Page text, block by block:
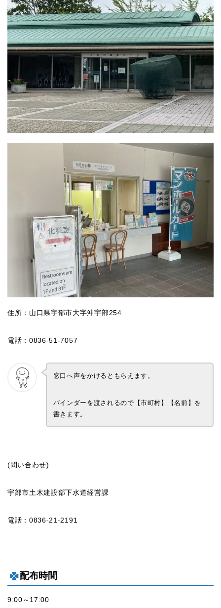
住所：山口県宇部市大字沖宇部254
電話：0836-51-7057
窓口へ声をかけるともらえます。
バインダーを渡されるので【市町村】【名前】を
書きます。
(問い合わせ)
宇部市土木建設部下水道経営課
電話：0836-21-2191
配布時間
9:00～17:00